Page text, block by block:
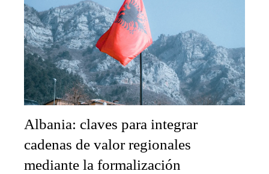
Albania: claves para integrar
cadenas de valor regionales
mediante la formalización